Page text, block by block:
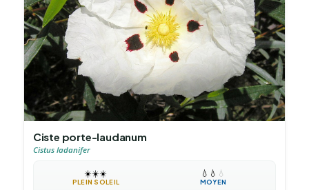
Ciste porte-laudanum
Cistus ladanifer
☀️☀️☀️
PLEIN SOLEIL
💧 💧 💧
MOYEN